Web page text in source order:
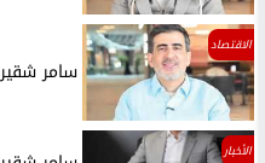
الاقتصاد
سامر شقير:
الأخبار